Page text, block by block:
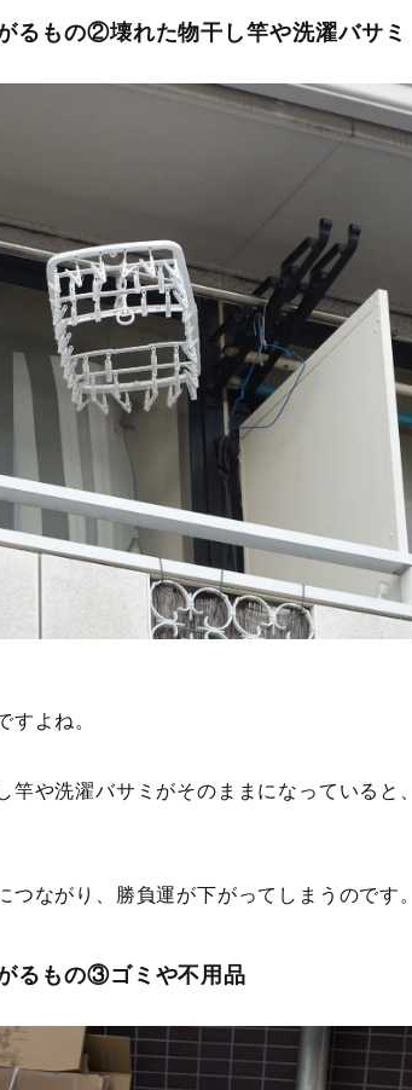
るもの②壊れた物干し竿や洗濯バサミ
すよね。
や洗濯バサミがそのままになっていると、
ながり、勝負運が下がってしまうのです。
るもの③ゴミや不用品